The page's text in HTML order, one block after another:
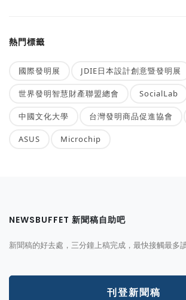
熱門標籤
國際發明展 JDIE日本設計創意暨發明展
世界發明智慧財產聯盟總會 SocialLab
中國文化大學 台灣發明商品促進協會
ASUS Microchip
NEWSBUFFET 新聞稿自助吧
新聞稿的好去處，三分鐘上稿完成，最快接觸最多
刊登新聞稿